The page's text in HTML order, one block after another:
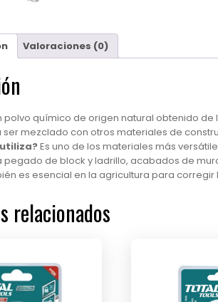
Valoraciones (0)
polvo químico de origen natural obtenido
ser mezclado con otros materiales de
Es uno de los materiales más
de block y ladrillo, acabados de
es esencial en la agricultura para corregir
relacionados